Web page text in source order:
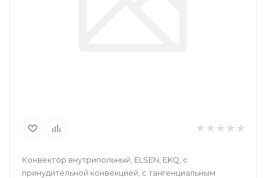
Конвектор внутрипольный, ELSEN, EKQ, с
принудительной конвекцией, с тангенциальным